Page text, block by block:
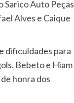
Sarico Auto Peças
Alves e Caique
dificuldades para
Bebeto e Hiam
honra dos